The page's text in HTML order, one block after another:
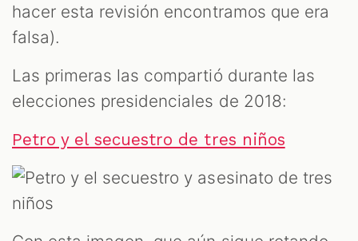
hacer esta revisión encontramos que era
falsa).
Las primeras las compartió durante las
elecciones presidenciales de 2018:
Petro y el secuestro de tres niños